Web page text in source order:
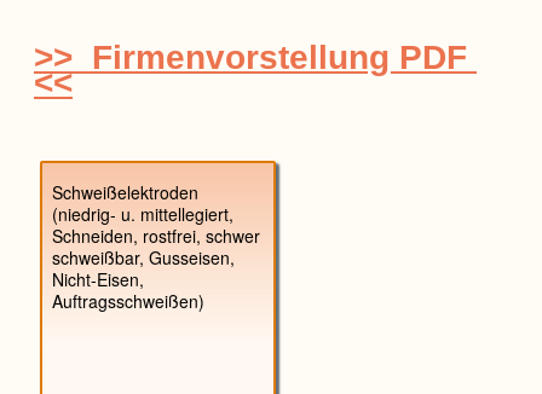
>> Firmenvorstellung PDF
<<
Schweißelektroden
(niedrig- u. mittellegiert,
Schneiden, rostfrei, schwer
schweißbar, Gusseisen,
Nicht-Eisen,
Auftragsschweißen)